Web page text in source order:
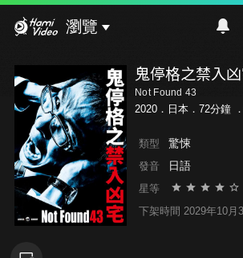
瀏覽
鬼停格之禁入
Not Found 43
2020．日本．72分鐘 ．
類型 驚悚
發音 日語
星等
下架時間 2029年10月